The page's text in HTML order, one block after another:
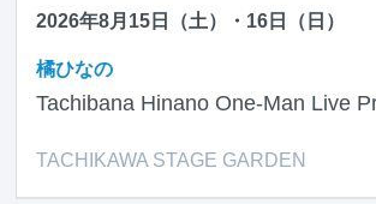
2026年8月15日（土）・16日（日）
橘ひなの
Tachibana Hinano One-Man Live
TACHIKAWA STAGE GARDEN